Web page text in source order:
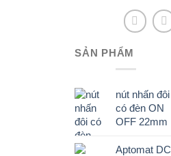
SẢN PHẨM
nút nhấn đôi
có đèn ON
OFF 22mm
Aptomat DC